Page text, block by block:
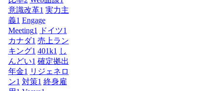
意識改革1 実力主
義1 Engage
Meeting1 ドイツ1
カナダ1 売上ラン
キング1 401k1 し
んどい1 確定拠出
年金1 リジェネロ
ン1 対策1 終身雇